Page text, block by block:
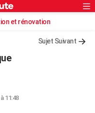
Rechercher
et rénovation
Sujet Suivant
11:48